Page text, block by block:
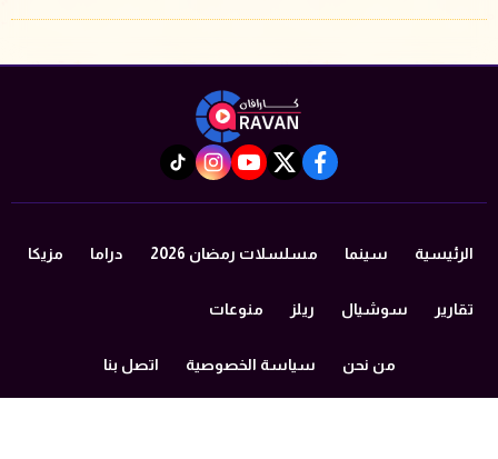
facebook
twitter
youtube
instagram
tiktok
الرئيسية سينما مسلسلات رمضان 2026 دراما مزيكا
تقارير سوشيال ريلز منوعات
من نحن سياسة الخصوصية اتصل بنا